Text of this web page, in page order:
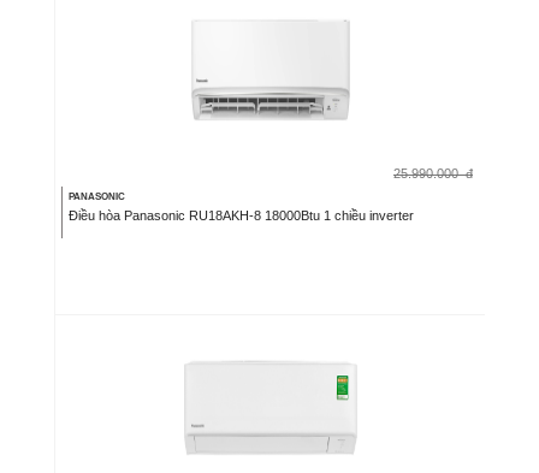
25.990.000 đ
PANASONIC
Điều hòa Panasonic RU18AKH-8 18000Btu 1 chiều inverter